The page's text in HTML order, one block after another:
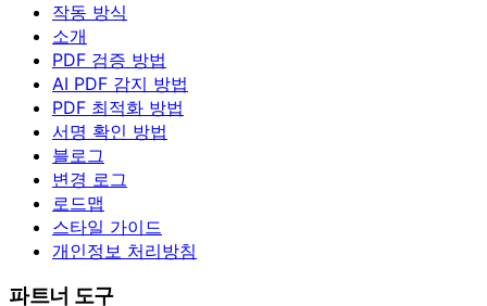
작동 방식
소개
PDF 검증 방법
AI PDF 감지 방법
PDF 최적화 방법
서명 확인 방법
블로그
변경 로그
로드맵
스타일 가이드
개인정보 처리방침
파트너 도구